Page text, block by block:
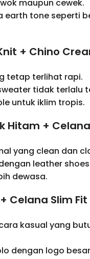
maupun cewek.
earth tone seperti
+ Chino
tetap terlihat rapi.
tidak terlalu
untuk iklim tropis.
Hitam +
yang clean dan
leather
dewasa.
Celana Slim Fit
kasual yang
dengan logo